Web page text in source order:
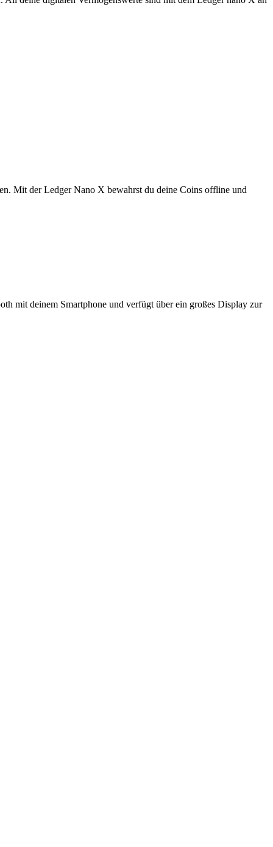
Mit der Ledger Nano X bewahrst du deine Coins offline und
mit deinem Smartphone und verfügt über ein großes Display zur